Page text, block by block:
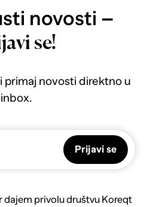
novosti –
se!
primaj novosti direktno u
inbox.
Prijavi se
dajem privolu društvu Koreqt